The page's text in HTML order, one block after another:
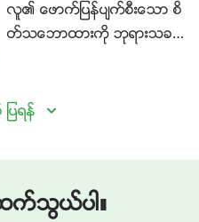
လူ၏ ေဖာက္ျပန္ပ်က္စီးေသာ စိ
တ္သေဘာထားကို ဘုရားသခင္
ပရန္
က္သြယ္ပါ။